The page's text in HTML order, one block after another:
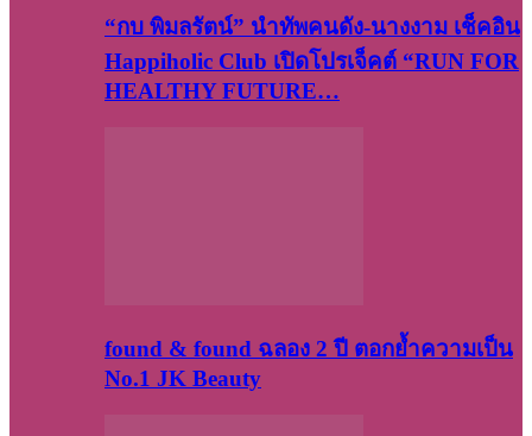
“กบ พิมลรัตน์” นำทัพคนดัง-นางงาม เช็คอิน
Happiholic Club เปิดโปรเจ็คต์ “RUN FOR
HEALTHY FUTURE…
found & found ฉลอง 2 ปี ตอกย้ำความเป็น
No.1 JK Beauty